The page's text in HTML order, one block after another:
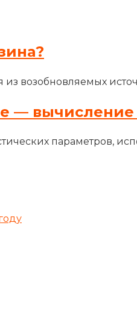
возобновляемых
параметров,